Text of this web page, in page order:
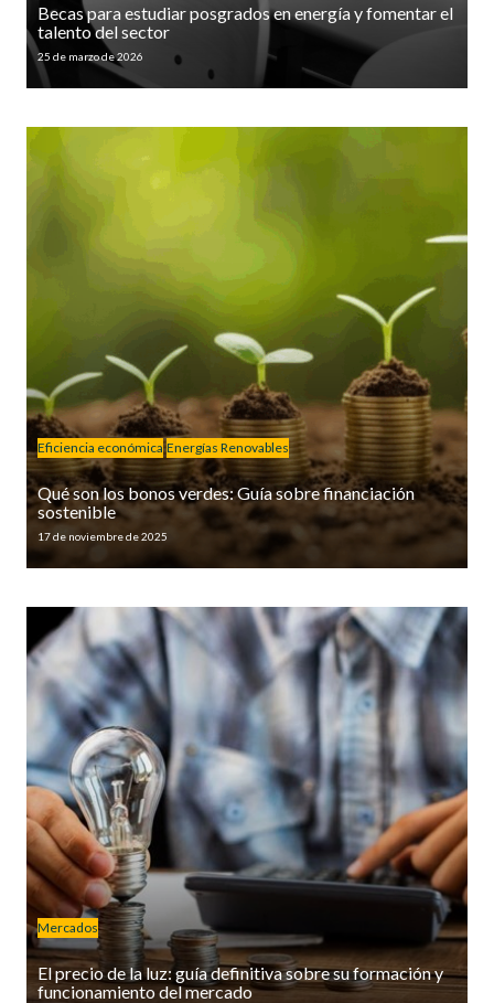
Becas para estudiar posgrados en energía y fomentar el
talento del sector
25 de marzo de 2026
Eficiencia económica Energías Renovables
Qué son los bonos verdes: Guía sobre financiación
sostenible
17 de noviembre de 2025
Mercados
El precio de la luz: guía definitiva sobre su formación y
funcionamiento del mercado